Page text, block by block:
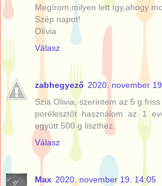
Megírom,milyen lett így,ahogy
Szép napot!
Olívia
Válasz
zabhegyező 2020. november
Szia Olivia, szerintem az 5 g
porélesztőt használom az 1
együtt 500 g liszthez.
Válasz
Max 2020. november 19. 14:05